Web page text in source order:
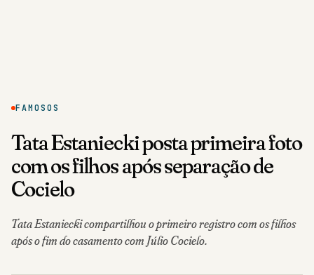
FAMOSOS
Tata Estaniecki posta primeira foto
com os filhos após separação de
Cocielo
Tata Estaniecki compartilhou o primeiro registro com os filhos
após o fim do casamento com Júlio Cocielo.